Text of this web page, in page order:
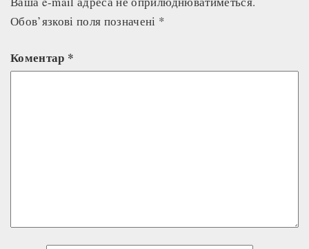
Обов’язкові поля позначені *
Коментар *